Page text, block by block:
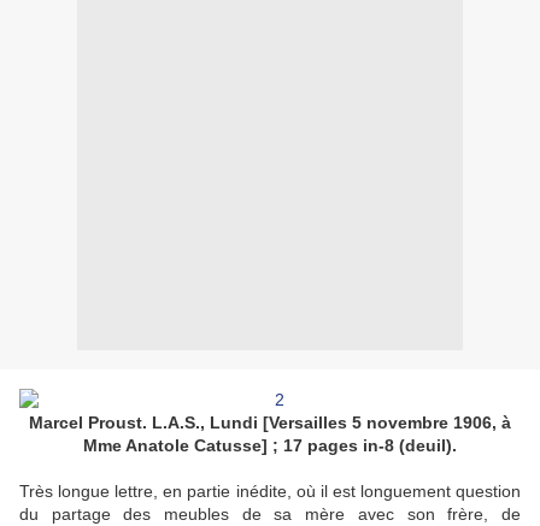
Marcel Proust. L.A.S., Lundi [Versailles 5 novembre 1906, à
Mme Anatole Catusse] ; 17 pages in-8 (deuil).
Très longue lettre, en partie inédite, où il est longuement question
du partage des meubles de sa mère avec son frère, de